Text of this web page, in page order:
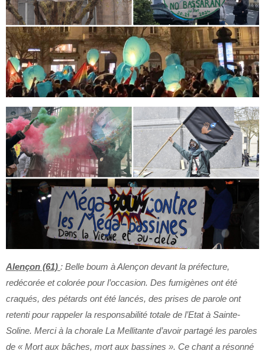
Alençon (61) : Belle boum à Alençon devant la préfecture,
redécorée et colorée pour l’occasion. Des fumigènes ont été
craqués, des pétards ont été lancés, des prises de parole ont
retenti pour rappeler la responsabilité totale de l’Etat à Sainte-
Soline. Merci à la chorale La Mellitante d’avoir partagé les paroles
de « Mort aux bâches, mort aux bassines ». Ce chant a résonné